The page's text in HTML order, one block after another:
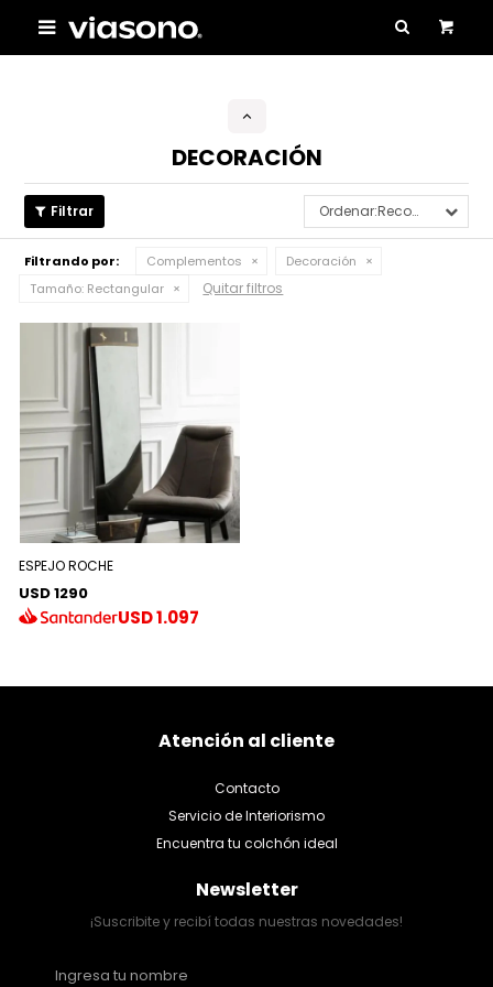

DECORACIÓN
Recomendados
Filtrando por: Complementos
Decoración
Tamaño: Rectangular Quitar filtros
ESPEJO ROCHE
USD 1290
USD1.097
Atención al cliente
Contacto
Servicio de Interiorismo
Encuentra tu colchón ideal
Newsletter
¡Suscribite y recibí todas nuestras novedades!